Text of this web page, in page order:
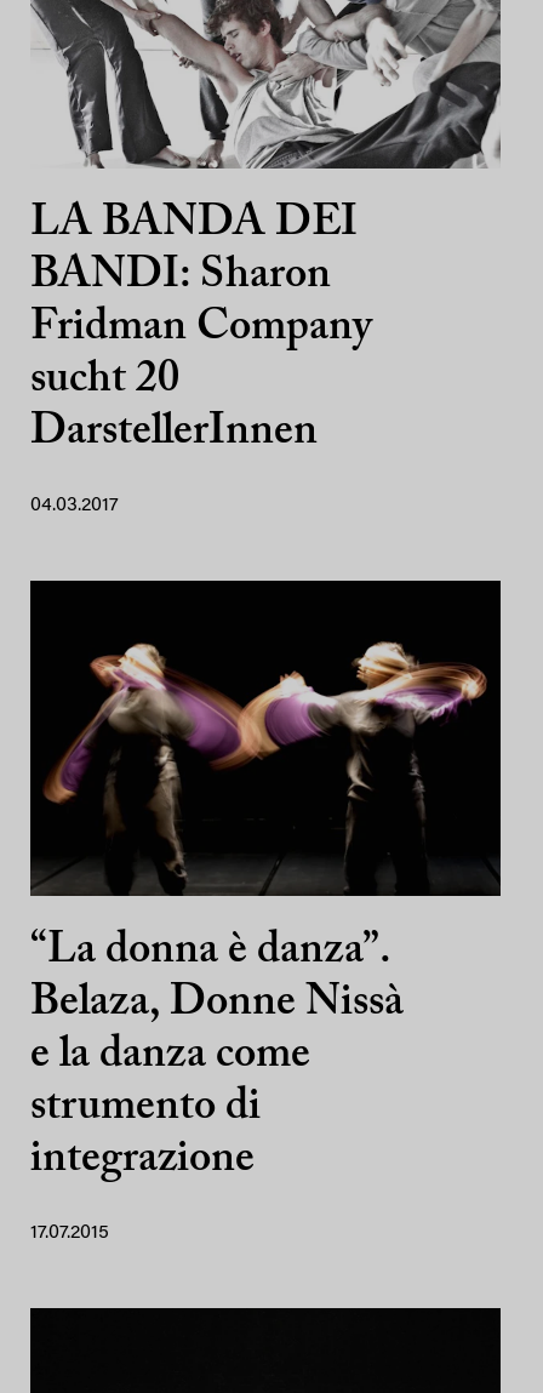
LA BANDA DEI
BANDI: Sharon
Fridman Company
sucht 20
DarstellerInnen
04.03.2017
“La donna è danza”.
Belaza, Donne Nissà
e la danza come
strumento di
integrazione
17.07.2015